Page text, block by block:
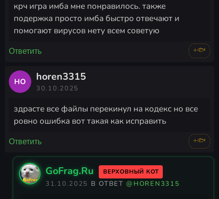
крч игра имба мне понравилось. также
подержка просто имба быстро отвечают и
помогают вирусов нету всем советую
Ответить +🐟
HO horen3315
30.10.2025
здрасте все файлы перекинул на кодекс но все
ровно ошибка вот такая как исправить
Ответить +🐟
GoFrag.Ru ВЕРХОВНЫЙ КОТ
31.10.2025 В ОТВЕТ@HOREN3315